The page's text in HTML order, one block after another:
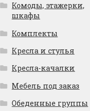
Комоды, этажерки,
шкафы
Комплекты
Кресла и стулья
Кресла-качалки
Мебель под заказ
Обеденные группы